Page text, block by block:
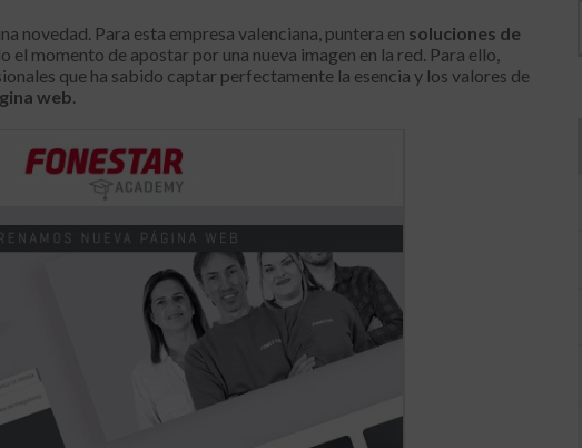
novedad. Para esta empresa valenciana, puntera en soluciones de
el momento de apostar por una nueva imagen en la red. Para ello,
que ha sabido captar perfectamente la esencia y los valores de
web.